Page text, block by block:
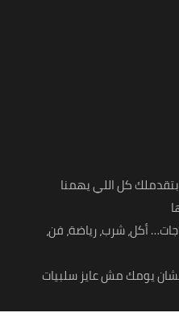
كل اللي يهمنا
أكل، شرب، رياضة، فن،
يومك مش عايز سلبيات